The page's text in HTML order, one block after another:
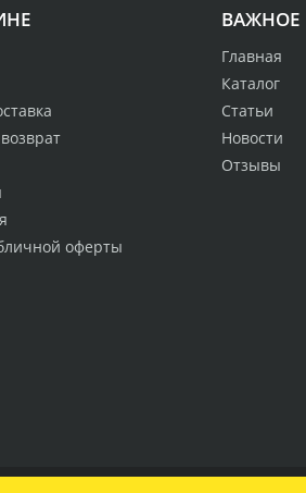
оферты
ВАЖНОЕ
Главная
Каталог
Статьи
Новости
Отзывы